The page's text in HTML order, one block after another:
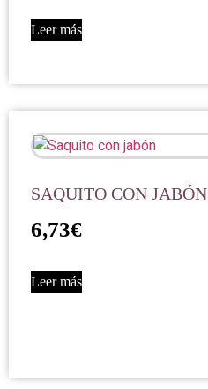
Leer más
SAQUITO CON JABÓN
6,73€
Leer más